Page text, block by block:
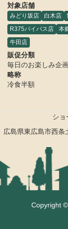
対象店舗
みどり坂店 白木店
R375バイパス店
本
牛田店
販促分類
毎日のお楽しみ企
略称
冷食半額
ショ
広島県東広島市西条
.
Copyright